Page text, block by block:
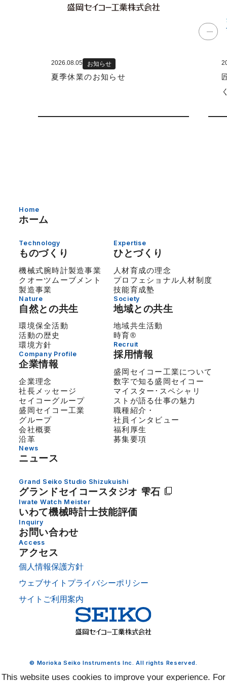
2026.08.05 お知らせ
夏季休業のお知らせ
Home
ホーム
Technology
ものづくり
機械式腕時計製造事業
クオーツムーブメント
製造事業
Nature
自然との共生
環境保全活動
活動の歴史
環境方針
Company Profile
企業情報
企業理念
社長メッセージ
セイコーグループ
盛岡セイコー工業
グループ
会社概要
沿革
News
ニュース
Expertise
ひとづくり
人材育成の理念
プロフェショナル人材制度
技能育成塾
Society
地域との共生
地域共生活動
時育®
Recruit
採用情報
盛岡セイコー工業について
数字で知る盛岡セイコー
マイスター･スペシャリ
ストが語る仕事の魅力
職種紹介・
社員インタビュー
福利厚生
募集要項
Grand Seiko Studio Shizukuishi
グランドセイコースタジオ 雫石
Iwate Watch Meister
いわて機械時計士技能評価
Inquiry
お問い合わせ
Access
アクセス
個人情報保護方針
ウェブサイトプライバシーポリシー
サイトご利用案内
© Morioka Seiko Instruments Inc. All rights Reserved.
This website uses cookies to improve your experience. For